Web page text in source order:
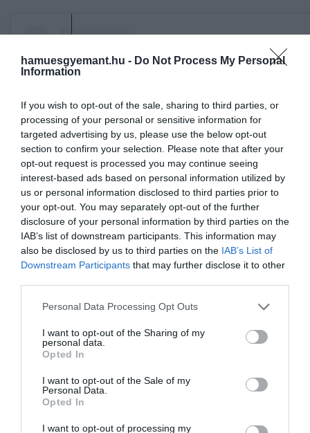
hamuesgyemant.hu - Do Not Process My Personal
Information
If you wish to opt-out of the sale, sharing to third parties, or
processing of your personal or sensitive information for
targeted advertising by us, please use the below opt-out
section to confirm your selection. Please note that after your
opt-out request is processed you may continue seeing
interest-based ads based on personal information utilized by
us or personal information disclosed to third parties prior to
your opt-out. You may separately opt-out of the further
disclosure of your personal information by third parties on the
IAB’s list of downstream participants. This information may
also be disclosed by us to third parties on the IAB’s List of
Downstream Participants that may further disclose it to other
Please note that this website/app uses one or more Google
not limited to your visit or usage behaviour. You may click to
grant or deny consent to Google and its third-party tags to
use your data for below specified purposes in below Google
consent section.
Personal Data Processing Opt Outs
I want to opt-out of the Sharing of my
personal data.
Opted In
I want to opt-out of the Sale of my
Personal Data.
Opted In
I want to opt-out of processing my
A bejegyzés megtekintése az Instagramon
A BMW ezen felülműszakpótlékot, éves